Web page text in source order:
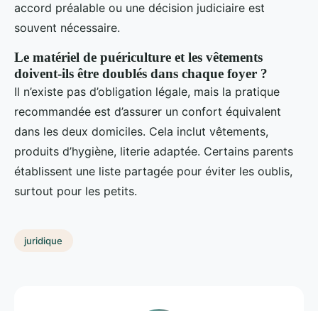
accord préalable ou une décision judiciaire est
souvent nécessaire.
Le matériel de puériculture et les vêtements
doivent-ils être doublés dans chaque foyer ?
Il n’existe pas d’obligation légale, mais la pratique
recommandée est d’assurer un confort équivalent
dans les deux domiciles. Cela inclut vêtements,
produits d’hygiène, literie adaptée. Certains parents
établissent une liste partagée pour éviter les oublis,
surtout pour les petits.
juridique